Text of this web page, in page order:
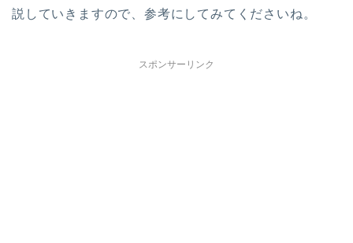
説していきますので、参考にしてみてくださいね。
スポンサーリンク